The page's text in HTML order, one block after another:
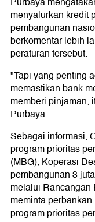
menyalurkan kredit
pembangunan
berkomentar lebih
peraturan tersebut.
"Tapi yang penting
memastikan bank
memberi pinjaman,
Purbaya.
Sebagai informasi,
program prioritas
(MBG), Koperasi
pembangunan 3
melalui Rancangan
meminta
program prioritas